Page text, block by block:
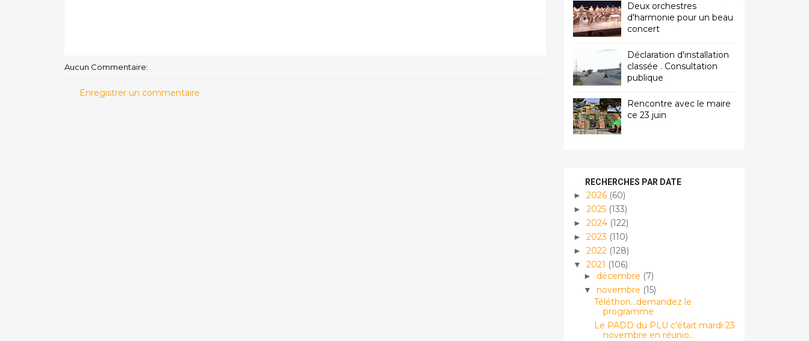
Aucun Commentaire:
Enregistrer un commentaire
Deux orchestres
d'harmonie pour un beau
concert
Déclaration d'installation
classée . Consultation
publique
Rencontre avec le maire
ce 23 juin
RECHERCHES PAR DATE
► 2026 (60)
► 2025 (133)
► 2024 (122)
► 2023 (110)
► 2022 (128)
▼ 2021 (106)
► décembre (7)
▼ novembre (15)
Téléthon...demandez le
programme
Le PADD du PLU c'était mardi 23
novembre en réunio...